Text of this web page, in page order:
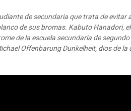
de secundaria que trata de evitar
de sus bromas. Kabuto Hanadori,
de la escuela secundaria de
Offenbarung Dunkelheit, dios de la